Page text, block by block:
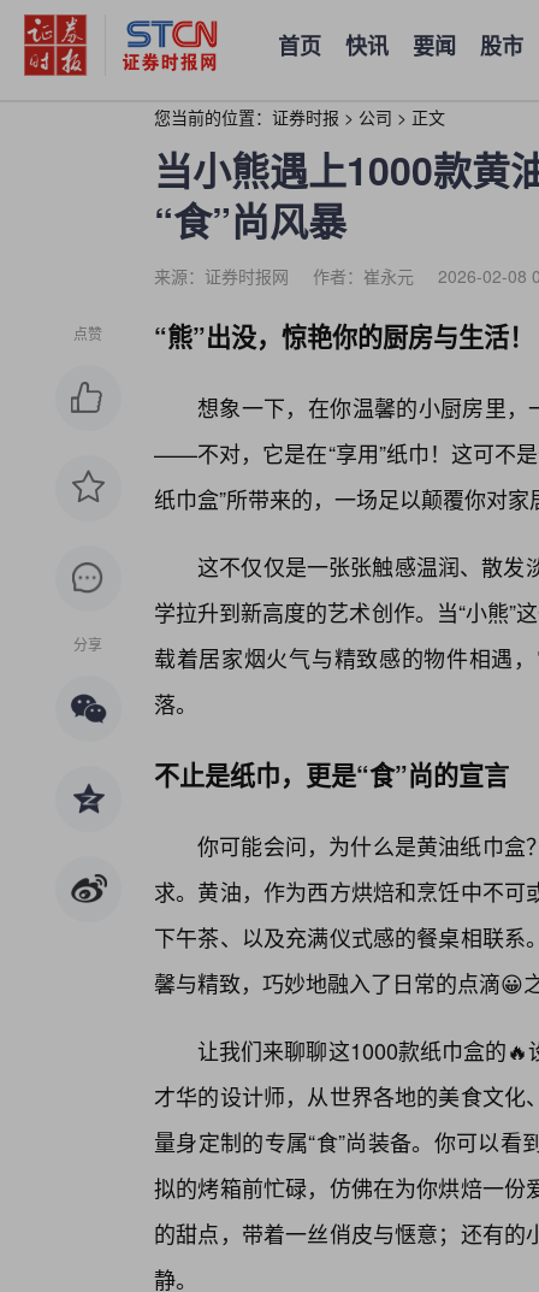
首页 快讯 要闻 股市
您当前的位置： 证券时报 > 公司 > 正文
当小熊遇上1000款黄
“食”尚风暴
来源：证券时报网 作者：崔永元 2026-02-08
点赞
分享
“熊”出没，惊艳你的厨房与生活！
想象一下，在你温馨的小厨房里，
——不对，它是在“享用”纸巾！这可不
纸巾盒”所带来的，一场足以颠覆你对
这不仅仅是一张张触感温润、散
学拉升到新高度的艺术创作。当“小熊”
载着居家烟火气与精致感的物件相遇
落。
不止是纸巾，更是“食”尚的宣言
你可能会问，为什么是黄油纸巾盒
求。黄油，作为西方烘焙和烹饪中不
下午茶、以及充满仪式感的餐桌相联
馨与精致，巧妙地融入了日常的点滴😀
让我们来聊聊这1000款纸巾盒的
才华的设计师，从世界各地的美食文
量身定制的专属“食”尚装备。你可以
拟的烤箱前忙碌，仿佛在为你烘焙一
的甜点，带着一丝俏皮与惬意；还有
静。